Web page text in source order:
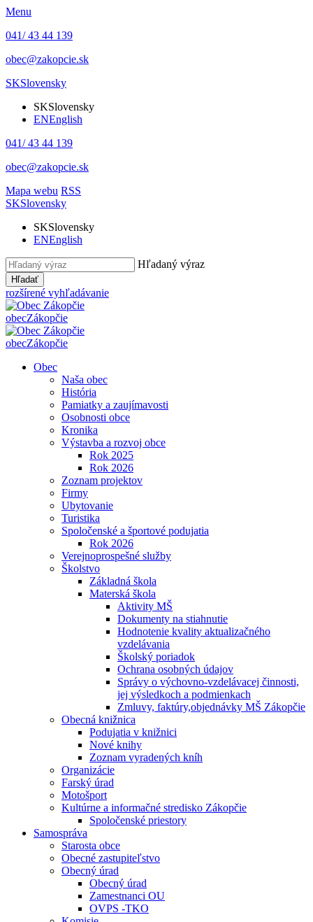
Menu
041/ 43 44 139
obec@zakopcie.sk
SKSlovensky
SKSlovensky
ENEnglish
041/ 43 44 139
obec@zakopcie.sk
Mapa webu RSS
SKSlovensky
SKSlovensky
ENEnglish
Hľadaný výraz
Hľadať
rozšírené vyhľadávanie
obecZákopčie
obecZákopčie
Obec
Naša obec
História
Pamiatky a zaujímavosti
Osobnosti obce
Kronika
Výstavba a rozvoj obce
Rok 2025
Rok 2026
Zoznam projektov
Firmy
Ubytovanie
Turistika
Spoločenské a športové podujatia
Rok 2026
Verejnoprospešné služby
Školstvo
Základná škola
Materská škola
Aktivity MŠ
Dokumenty na stiahnutie
Hodnotenie kvality aktualizačného
vzdelávania
Školský poriadok
Ochrana osobných údajov
Správy o výchovno-vzdelávacej činnosti,
jej výsledkoch a podmienkach
Zmluvy, faktúry,objednávky MŠ Zákopčie
Obecná knižnica
Podujatia v knižnici
Nové knihy
Zoznam vyradených kníh
Organizácie
Farský úrad
Motošport
Kultúrne a informačné stredisko Zákopčie
Spoločenské priestory
Samospráva
Starosta obce
Obecné zastupiteľstvo
Obecný úrad
Obecný úrad
Zamestnanci OU
OVPS -TKO